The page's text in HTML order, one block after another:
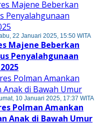
22 Januari 2025, 15:50 WITA
Majene Beberkan
Penyalahgunaan
10 Januari 2025, 17:37 WITA
Polman Amankan
Anak di Bawah Umur